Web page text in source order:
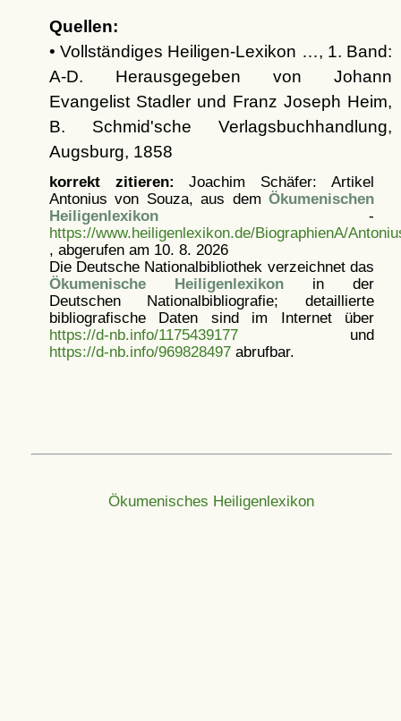
Quellen:
• Vollständiges Heiligen-Lexikon …, 1. Band:
A-D. Herausgegeben von Johann
Evangelist Stadler und Franz Joseph Heim,
B. Schmid'sche Verlagsbuchhandlung,
Augsburg, 1858
korrekt zitieren: Joachim Schäfer: Artikel
Antonius von Souza, aus dem Ökumenischen
Heiligenlexikon-
https://www.heiligenlexikon.de/BiographienA/
, abgerufen am 10. 8. 2026
Die Deutsche Nationalbibliothek verzeichnet das
Ökumenische Heiligenlexikonin der
Deutschen Nationalbibliografie; detaillierte
bibliografische Daten sind im Internet über
https://d-nb.info/1175439177und
https://d-nb.info/969828497abrufbar.
Ökumenisches Heiligenlexikon